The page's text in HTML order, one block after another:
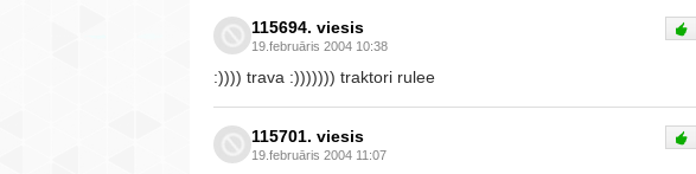
115694. viesis
19.februāris 2004 10:38
:)))) trava :))))))) traktori rulee
115701. viesis
19.februāris 2004 11:07